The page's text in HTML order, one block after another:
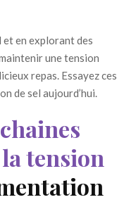
et en explorant des
une tension
repas. Essayez ces
de sel aujourd’hui.
tension